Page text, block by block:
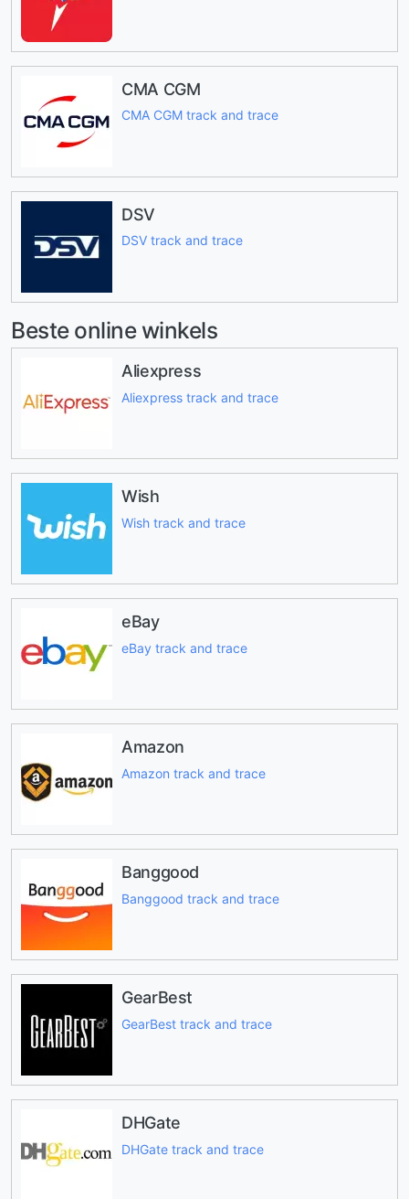
CMA CGM
CMA CGM track and trace
DSV
DSV track and trace
Beste online winkels
Aliexpress
Aliexpress track and trace
Wish
Wish track and trace
eBay
eBay track and trace
Amazon
Amazon track and trace
Banggood
Banggood track and trace
GearBest
GearBest track and trace
DHGate
DHGate track and trace